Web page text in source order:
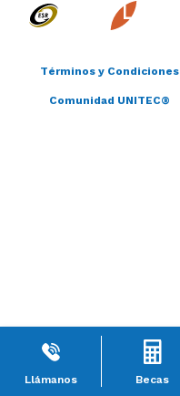
Llámanos Becas
Términos y Condiciones
Comunidad UNITEC®